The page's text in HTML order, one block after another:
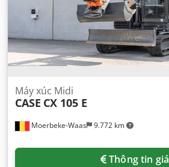
Moerbeke-Waas 9.772 km
Máy xúc Midi
CASE CX 105 E
Thông tin giá